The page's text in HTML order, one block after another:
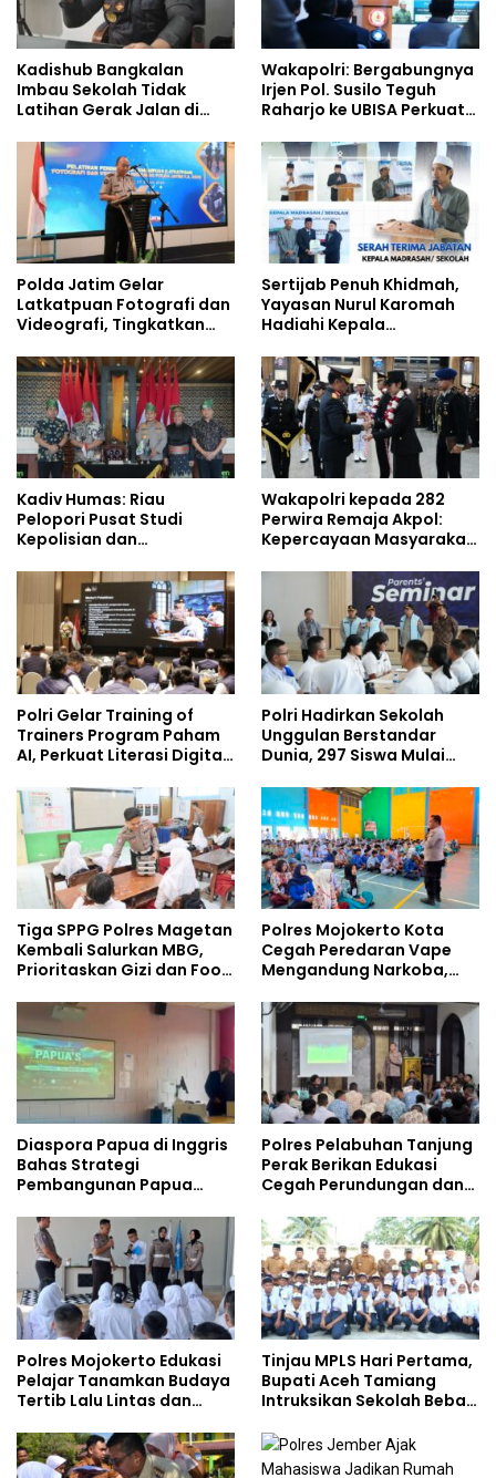
Kadishub Bangkalan
Imbau Sekolah Tidak
Latihan Gerak Jalan di
Wakapolri: Bergabungnya
Irjen Pol. Susilo Teguh
Raharjo ke UBISA Perkuat
Studi Kepolisian
Polda Jatim Gelar
Latkatpuan Fotografi dan
Videografi, Tingkatkan
Era Digital
Sertijab Penuh Khidmah,
Yayasan Nurul Karomah
Hadiahi Kepala
Umrah
Kadiv Humas: Riau
Pelopori Pusat Studi
Kepolisian dan
Policing Masuki Babak
Wakapolri kepada 282
Perwira Remaja Akpol:
Kepercayaan Masyarakat
Polri Gelar Training of
Trainers Program Paham
AI, Perkuat Literasi Digital
Polri Hadirkan Sekolah
Unggulan Berstandar
Dunia, 297 Siswa Mulai
Tiga SPPG Polres Magetan
Kembali Salurkan MBG,
Prioritaskan Gizi dan Food
Polres Mojokerto Kota
Cegah Peredaran Vape
Mengandung Narkoba,
Kalangan Remaja
Diaspora Papua di Inggris
Bahas Strategi
Pembangunan Papua
Doktoral Internasional
Polres Pelabuhan Tanjung
Perak Berikan Edukasi
Cegah Perundungan dan
kepada Pelajar MPLS
Polres Mojokerto Edukasi
Pelajar Tanamkan Budaya
Tertib Lalu Lintas dan
Tinjau MPLS Hari Pertama,
Bupati Aceh Tamiang
Intruksikan Sekolah Bebas